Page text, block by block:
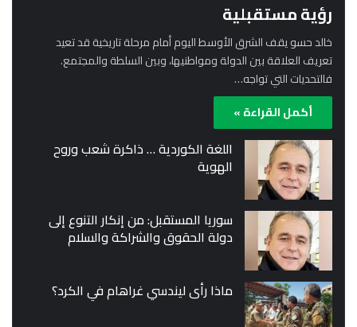
رؤية مستقبلية
خالد حسو يقف الشرق الأوسط اليوم أمام مرحلة تاريخية قد تعيد
تعريف العلاقة بين الدولة ومواطنيها، وبين السلطة والمجتمع.
فالتحديات التي تواجه…
أكمل القراءة »
اللغة الكوردية … ذاكرة شعب وروح
الهوية
سوريا المستقبل: من إنكار التنوع إلى
دولة الحقوق والشراكة والسلام
ماذا رأى ليندسي غراهام في الكرد؟